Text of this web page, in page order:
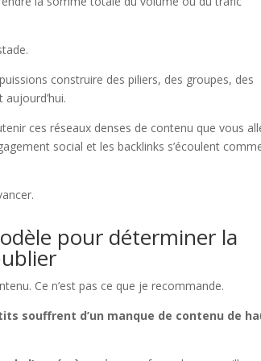
construire des piliers, des groupes, des
ces réseaux denses de contenu que vous
social et les backlinks s’écoulent
pour déterminer la
Ce n’est pas ce que je recommande.
souffrent d’un manque de contenu de